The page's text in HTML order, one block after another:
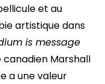
et au
artistique dans
is message
Marshall
a une valeur